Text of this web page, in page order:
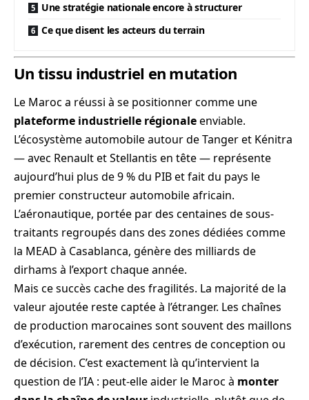
Une stratégie nationale encore à structurer
Ce que disent les acteurs du terrain
Un tissu industriel en mutation
Le Maroc a réussi à se positionner comme une
plateforme industrielle régionaleenviable.
L’écosystème automobile autour de Tanger et Kénitra
— avec Renault et Stellantis en tête — représente
aujourd’hui plus de 9 % du PIB et fait du pays le
premier constructeur automobile africain.
L’aéronautique, portée par des centaines de sous-
traitants regroupés dans des zones dédiées comme
la MEAD à Casablanca, génère des milliards de
dirhams à l’export chaque année.
Mais ce succès cache des fragilités. La majorité de la
valeur ajoutée reste captée à l’étranger. Les chaînes
de production marocaines sont souvent des maillons
d’exécution, rarement des centres de conception ou
de décision. C’est exactement là qu’intervient la
question de l’IA : peut-elle aider le Maroc à monter